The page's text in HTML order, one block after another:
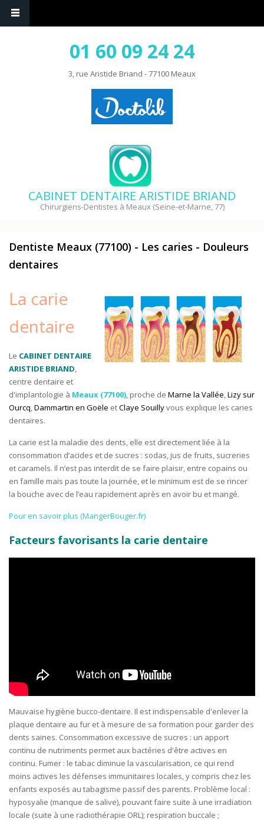
01 60 09 24 24
3, rue Aristide Briand - 77100 Meaux
CABINET DENTAIRE ARISTIDE BRIAND
Chirurgiens-Dentistes à Meaux (Seine-et-Marne, 77)
Dentiste Meaux (77100) - Les caries - Douleurs
dentaires
La carie
dentaire
Le CABINET DENTAIRE
ARISTIDE BRIAND,
centre dentaire et
d'implantologie à Meaux (77100), proche de Marne la Vallée,Lizy sur
Ourcq,Dammartin en Goële etClaye Souillyvous explique les caries
dentaires.
La carie est la maladie des dents, elle est directement liée à la
consommation d’acides et de sucres : sodas, jus de fruits, sucreries
et caramels. Il n’est pas interdit de se faire plaisir, entre copains ou
en famille mais pas toute la journée, et le minimum est de se rincer
la bouche avec de l’eau rapidement après en avoir bu et mangé.
Pour en savoir plus (MangerBouger.fr)
Facteurs favorisants la carie dentaire
Mauvaise hygiène bucco-dentaire. Il est indispensable d'enlever la
plaque dentaire au fur et à mesure de sa formation pour garder des
dents saines. Consommation excessive de sucres : un apport
continu de nutriments permet aux bactéries d'être actives en
continu. Fumer : le tabac diminue la vascularisation, ce qui rend
moins actives les défenses immunitaires locales, y compris chez les
enfants exposés au tabagisme passif des parents. Problème local :
hyposyalie (manque de salive), pouvant faire suite à une irradiation
locale (suite à une radiothérapie ORL); respiration buccale ;